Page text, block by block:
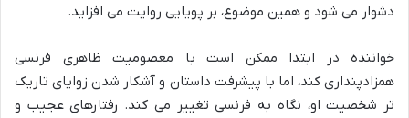
دشوار می شود و همین موضوع، بر پویایی روایت می افزاید.
خواننده در ابتدا ممکن است با معصومیت ظاهری فرنسی
همزادپنداری کند، اما با پیشرفت داستان و آشکار شدن زوایای تاریک
تر شخصیت او، نگاه به فرنسی تغییر می کند. رفتارهای عجیب و